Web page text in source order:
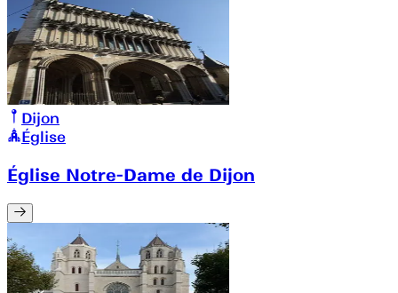
Dijon
Église
Église Notre-Dame de Dijon